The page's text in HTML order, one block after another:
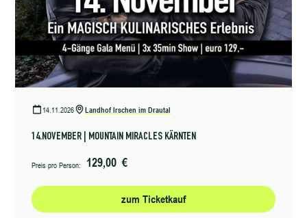
14.11.2026 Landhof Irschen im Drautal
14.NOVEMBER | MOUNTAIN MIRACLES KÄRNTEN
Preis pro Person: 129,00 €
zum Ticketkauf